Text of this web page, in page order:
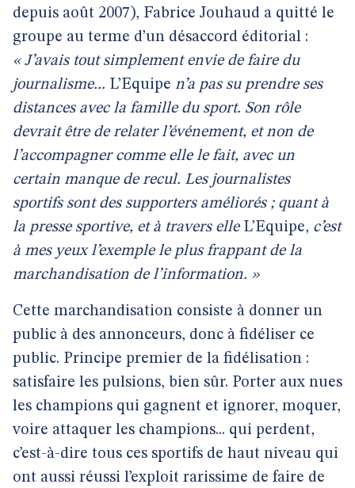
depuis août 2007), Fabrice Jouhaud a quitté le
groupe au terme d’un désaccord éditorial :
« J’avais tout simplement envie de faire du
journalisme... L’Equipe n’a pas su prendre ses
distances avec la famille du sport. Son rôle
devrait être de relater l’événement, et non de
l’accompagner comme elle le fait, avec un
certain manque de recul. Les journalistes
sportifs sont des supporters améliorés ; quant à
la presse sportive, et à travers elle L’Equipe, c’est
à mes yeux l’exemple le plus frappant de la
marchandisation de l’information. »
Cette marchandisation consiste à donner un
public à des annonceurs, donc à fidéliser ce
public. Principe premier de la fidélisation :
satisfaire les pulsions, bien sûr. Porter aux nues
les champions qui gagnent et ignorer, moquer,
voire attaquer les champions... qui perdent,
c’est-à-dire tous ces sportifs de haut niveau qui
ont aussi réussi l’exploit rarissime de faire de